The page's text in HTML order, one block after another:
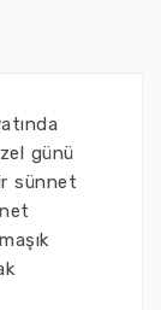
günü
sünnet